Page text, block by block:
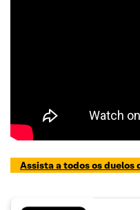
Assista a todos os duelos